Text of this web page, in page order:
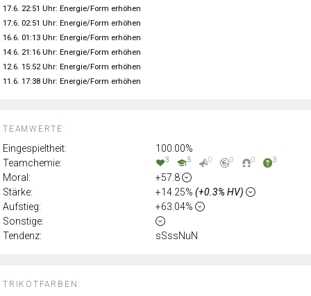
TRIKOTFARBEN:
TEAMWERTE:
Eingespieltheit:
100.00%
Teamchemie:
3 5 0 0 0 3
Moral:
+57.8
Stärke:
+14.25% (+0.3% HV)
Aufstieg:
+63.04%
Sonstige:
Tendenz:
sSssNuN
17.6. 22:51 Uhr: Energie/Form erhöhen
17.6. 02:51 Uhr: Energie/Form erhöhen
16.6. 01:13 Uhr: Energie/Form erhöhen
14.6. 21:16 Uhr: Energie/Form erhöhen
12.6. 15:52 Uhr: Energie/Form erhöhen
11.6. 17:38 Uhr: Energie/Form erhöhen